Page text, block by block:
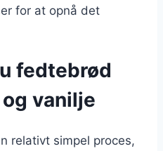
for at opnå det
fedtebrød
vanilje
relativt simpel proces,